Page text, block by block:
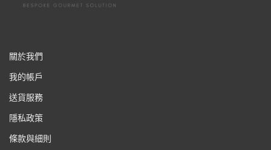
關於我們
我的帳戶
送貨服務
隱私政策
條款與細則